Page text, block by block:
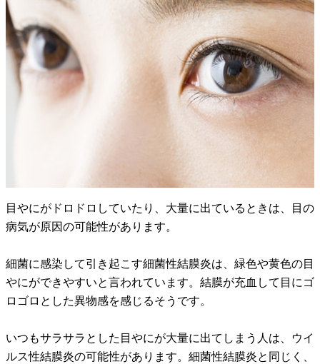
目やにがドロドロしていたり、大量に出ているときは、目の
病気が原因の可能性があります。
細菌に感染して引き起こす細菌性結膜炎は、緑色や黄色の目
やにができやすいと言われています。結膜が充血して目にゴ
ロゴロとした異物感を感じるそうです。
いつもサラサラとした目やにが大量に出てしまう人は、ウイ
ルス性結膜炎の可能性があります。細菌性結膜炎と同じく、